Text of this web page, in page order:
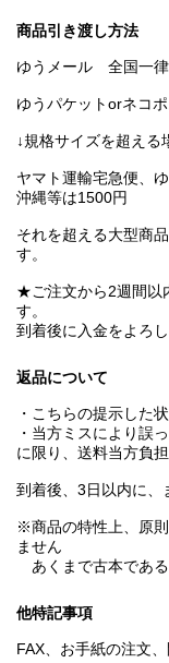
商品引き渡し方法
ゆうメール 全国一
ゆうパケットorネコ
↓規格サイズを超える
ヤマト運輸宅急便、
沖縄等は1500円
それを超える大型商
す。
★ご注文から2週間以
す。
到着後に入金をよろ
返品について
・こちらの提示した
・当方ミスにより誤
に限り、送料当方負
到着後、3日以内に、
※商品の特性上、原
ません
あくまで古本であ
他特記事項
FAX、お手紙の注文